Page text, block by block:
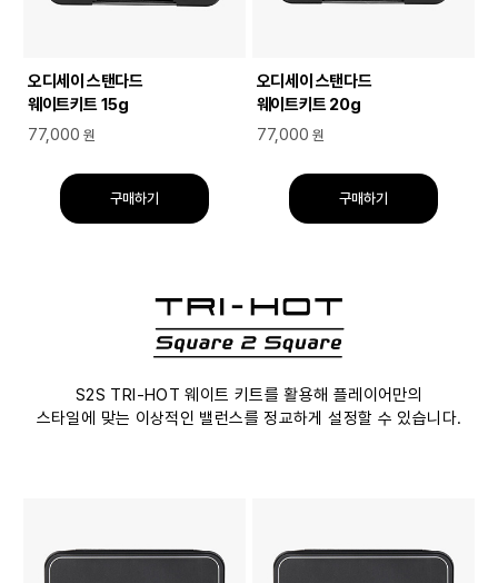
오디세이 스탠다드
웨이트키트 15g
77,000 원
구매하기
오디세이 스탠다드
웨이트키트 20g
77,000 원
구매하기
S2S TRI-HOT 웨이트 키트를 활용해 플레이어만의
스타일에 맞는 이상적인 밸런스를 정교하게 설정할 수 있습니다.